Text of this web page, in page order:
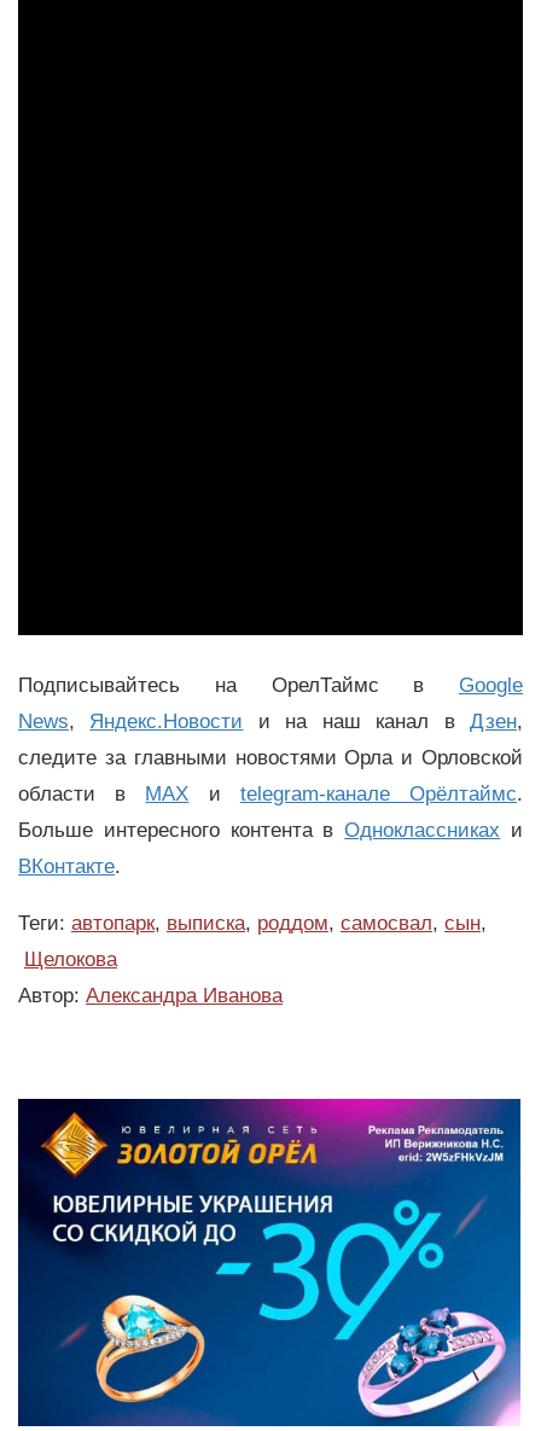
Подписывайтесь на ОрелТаймс в Google
News, Яндекс.Новости и на наш канал вДзен,
следите за главными новостями Орла и Орловской
области в MAX и telegram-канале Орёлтаймс.
Больше интересного контента вОдноклассниках и
ВКонтакте.
Теги: автопарк, выписка, роддом, самосвал, сын,
Щелокова
Автор: Александра Иванова